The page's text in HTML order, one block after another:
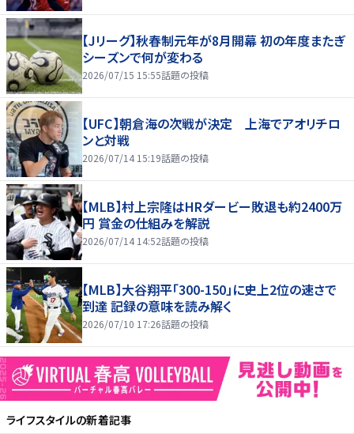
【Jリーグ】秋春制元年が8月開幕 初の年度またぎ
シーズンで何が変わる
2026/07/15 15:55話題の投稿
【UFC】朝倉海の次戦が決定 上海でアオリチロ
ンと対戦
2026/07/14 15:19話題の投稿
【MLB】村上宗隆はHRダービー敗退も約2400万
円 賞金の仕組みを解説
2026/07/14 14:52話題の投稿
【MLB】大谷翔平「300-150」に史上2位の速さで
到達 記録の意味を読み解く
2026/07/10 17:26話題の投稿
ライフスタイルの新着記事